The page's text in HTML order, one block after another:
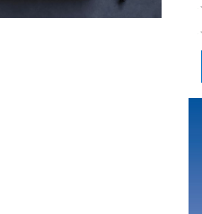
новые мониторы Oceanview.